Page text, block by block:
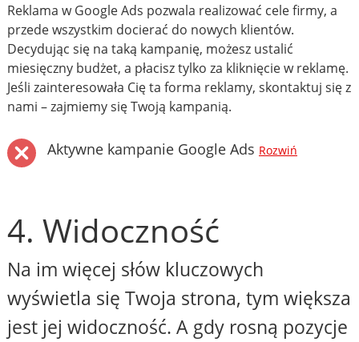
Reklama w Google Ads pozwala realizować cele firmy, a
przede wszystkim docierać do nowych klientów.
Decydując się na taką kampanię, możesz ustalić
miesięczny budżet, a płacisz tylko za kliknięcie w reklamę.
Jeśli zainteresowała Cię ta forma reklamy, skontaktuj się z
nami – zajmiemy się Twoją kampanią.
Aktywne kampanie Google Ads Rozwiń
4. Widoczność
Na im więcej słów kluczowych
wyświetla się Twoja strona, tym większa
jest jej widoczność. A gdy rosną pozycje